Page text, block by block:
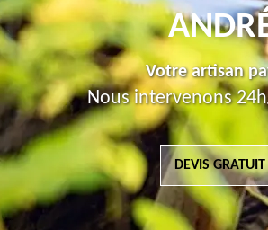
Votre artisan
Nous intervenons
DEVIS GRATUIT